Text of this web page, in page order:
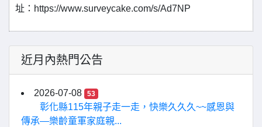
址：https://www.surveycake.com/s/Ad7NP
近月內熱門公告
2026-07-08 53
彰化縣115年親子走一走，快樂久久久~~感恩與
傳承—樂齡童軍家庭親...